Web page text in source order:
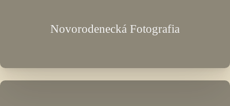
Novorodenecká Fotografia